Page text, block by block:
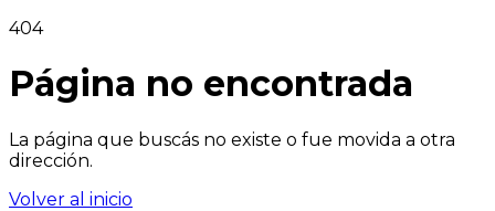
404
Página no encontrada
La página que buscás no existe o fue movida a otra
dirección.
Volver al inicio